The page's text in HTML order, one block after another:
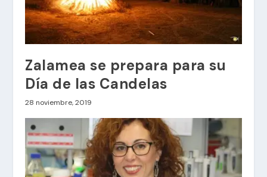
Zalamea se prepara para su
Día de las Candelas
28 noviembre, 2019